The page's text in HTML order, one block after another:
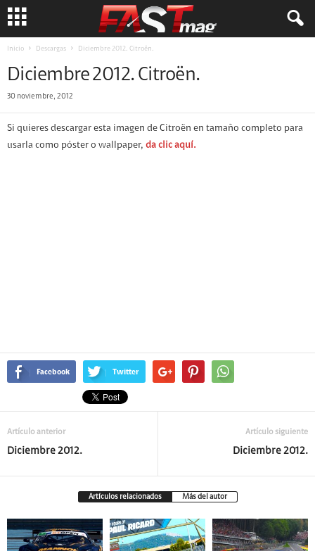
Inicio Descargas Diciembre 2012. Citroën.
Diciembre 2012. Citroën.
30 noviembre, 2012
Si quieres descargar esta imagen de Citroën en tamaño completo para
usarla como póster o wallpaper, da clic aquí.
Facebook Twitter
Artículo anterior
Diciembre 2012.
Artículo siguiente
Diciembre 2012.
Artículos relacionados Más del autor